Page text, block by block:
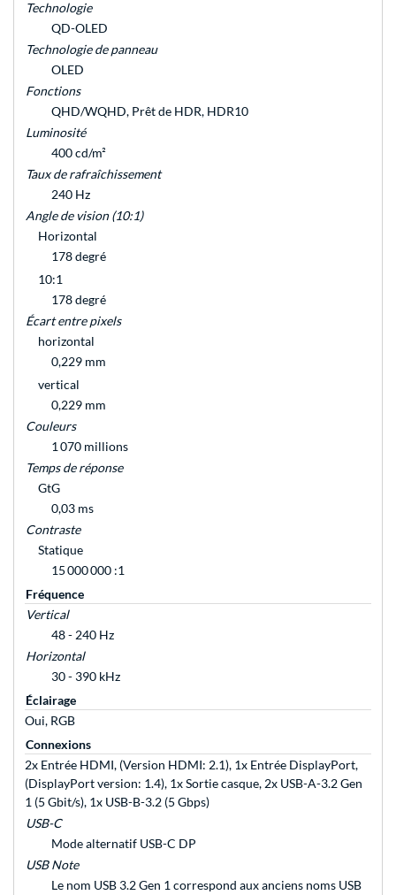
Technologie
QD-OLED
Technologie de panneau
OLED
Fonctions
QHD/WQHD, Prêt de HDR, HDR10
Luminosité
400 cd/m²
Taux de rafraîchissement
240 Hz
Angle de vision (10:1)
Horizontal
178 degré
10:1
178 degré
Écart entre pixels
horizontal
0,229 mm
vertical
0,229 mm
Couleurs
1 070 millions
Temps de réponse
GtG
0,03 ms
Contraste
Statique
15 000 000 :1
Fréquence
Vertical
48 - 240 Hz
Horizontal
30 - 390 kHz
Éclairage
Oui, RGB
Connexions
2x Entrée HDMI, (Version HDMI: 2.1), 1x Entrée DisplayPort,
(DisplayPort version: 1.4), 1x Sortie casque, 2x USB-A-3.2 Gen
1 (5 Gbit/s), 1x USB-B-3.2 (5 Gbps)
USB-C
Mode alternatif USB-C DP
USB Note
Le nom USB 3.2 Gen 1 correspond aux anciens noms USB